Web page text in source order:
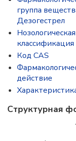
группа
Дезогестрел
Нозологическая
классификация
Код CAS
действие
Структурная